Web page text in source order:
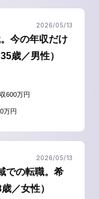
2026/05/13
今の年収だけ
歳／男性）
600万円
万円
2026/05/13
での転職。希
／女性）